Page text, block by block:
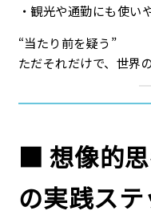
・観光や通勤にも使い
“当たり前を疑う”
ただそれだけで、世界
■ 想像的
の実践ス